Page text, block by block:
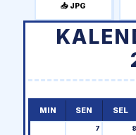
📥 JPG
MIN SEN SEL
7 8